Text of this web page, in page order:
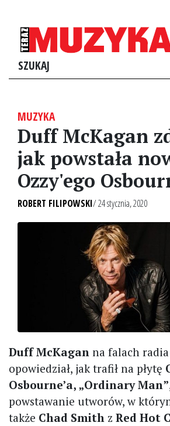
SZUKAJ
MUZYKA
Duff McKagan
jak powstała
Ozzy'ego
ROBERT FILIPOWSKI/ 24 stycznia, 2020
Duff McKagan na falach radia
opowiedział, jak trafił na płytę
Osbourne’a, „Ordinary Man”
powstawanie utworów, w
także Chad Smith z Red Hot